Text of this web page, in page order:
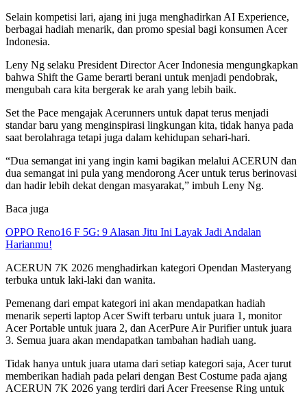
Selain kompetisi lari, ajang ini juga menghadirkan AI Experience,
berbagai hadiah menarik, dan promo spesial bagi konsumen Acer
Indonesia.
Leny Ng selaku President Director Acer Indonesia mengungkapkan
bahwa Shift the Game berarti berani untuk menjadi pendobrak,
mengubah cara kita bergerak ke arah yang lebih baik.
Set the Pace mengajak Acerunners untuk dapat terus menjadi
standar baru yang menginspirasi lingkungan kita, tidak hanya pada
saat berolahraga tetapi juga dalam kehidupan sehari-hari.
“Dua semangat ini yang ingin kami bagikan melalui ACERUN dan
dua semangat ini pula yang mendorong Acer untuk terus berinovasi
dan hadir lebih dekat dengan masyarakat,” imbuh Leny Ng.
Baca juga
OPPO Reno16 F 5G: 9 Alasan Jitu Ini Layak Jadi Andalan
Harianmu!
ACERUN 7K 2026 menghadirkan kategori Opendan Masteryang
terbuka untuk laki-laki dan wanita.
Pemenang dari empat kategori ini akan mendapatkan hadiah
menarik seperti laptop Acer Swift terbaru untuk juara 1, monitor
Acer Portable untuk juara 2, dan AcerPure Air Purifier untuk juara
3. Semua juara akan mendapatkan tambahan hadiah uang.
Tidak hanya untuk juara utama dari setiap kategori saja, Acer turut
memberikan hadiah pada pelari dengan Best Costume pada ajang
ACERUN 7K 2026 yang terdiri dari Acer Freesense Ring untuk